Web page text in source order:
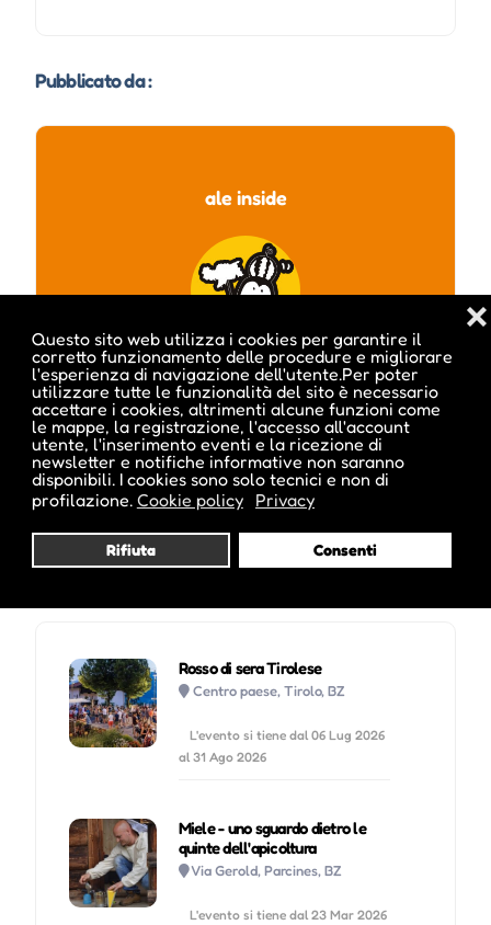
Questo sito web utilizza i cookies per garantire il
corretto funzionamento delle procedure e migliorare
l'esperienza di navigazione dell'utente.Per poter
utilizzare tutte le funzionalità del sito è necessario
accettare i cookies, altrimenti alcune funzioni come
le mappe, la registrazione, l'accesso all'account
utente, l'inserimento eventi e la ricezione di
newsletter e notifiche informative non saranno
disponibili. I cookies sono solo tecnici e non di
profilazione. Cookie policy Privacy
Rifiuta Consenti
❌
Pubblicato da :
ale inside
Visita profilo
Rosso di sera Tirolese
Centro paese, Tirolo, BZ
L'evento si tiene dal 06 Lug 2026
al 31 Ago 2026
Miele - uno sguardo dietro le
quinte dell'apicoltura
Via Gerold, Parcines, BZ
L'evento si tiene dal 23 Mar 2026